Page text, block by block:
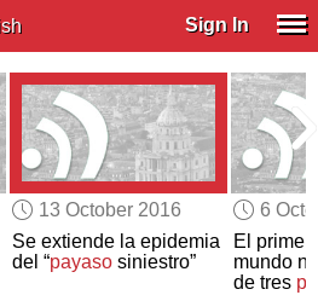
Sign In
13 October 2016
Se extiende la epidemia
del “payasosiniestro”
6
El primer
mundo
de tres